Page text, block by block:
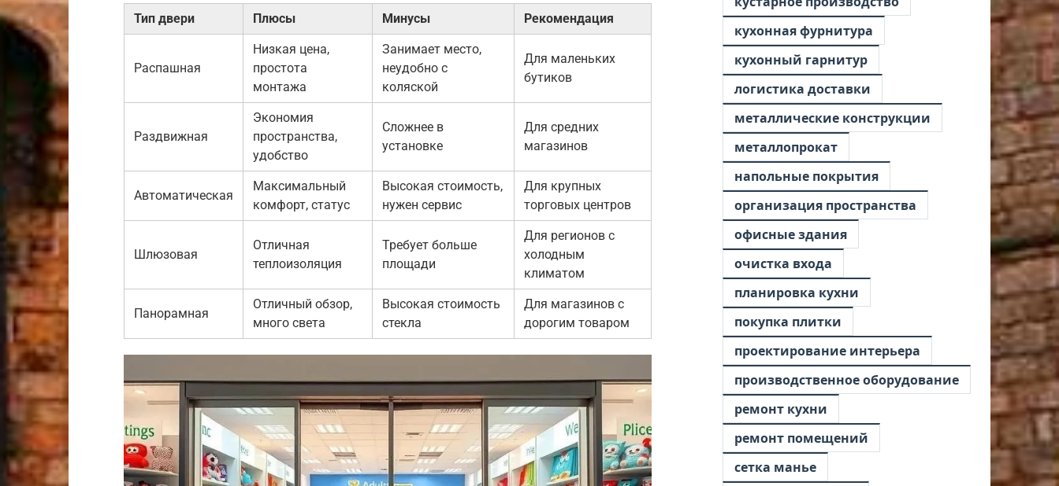
Тип двери Плюсы Минусы Рекомендация
Распашная
Низкая цена,
простота
монтажа
Занимает место,
неудобно с
коляской
Для маленьких
бутиков
Раздвижная
Экономия
пространства,
удобство
Сложнее в
установке
Для средних
магазинов
Автоматическая
Максимальный
комфорт, статус
Высокая стоимость,
нужен сервис
Для крупных
торговых центров
Шлюзовая
Отличная
теплоизоляция
Требует больше
площади
Для регионов с
холодным
климатом
Панорамная
Отличный обзор,
много света
Высокая стоимость
стекла
Для магазинов с
дорогим товаром
кухонная фурнитура
кухонный гарнитур
логистика доставки
металлические конструкции
металлопрокат
напольные покрытия
организация пространства
офисные здания
очистка входа
планировка кухни
покупка плитки
проектирование интерьера
производственное оборудование
ремонт кухни
ремонт помещений
сетка манье